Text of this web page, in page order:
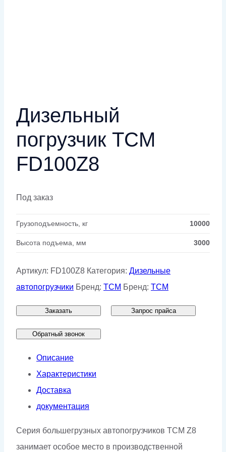
Дизельный
погрузчик TCM
FD100Z8
Под заказ
Грузоподъемность, кг 10000
Высота подъема, мм 3000
Артикул: FD100Z8 Категория: Дизельные
автопогрузчики Бренд: TCM Бренд: TCM
Заказать Запрос прайса
Обратный звонок
Описание
Характеристики
Доставка
документация
Серия большегрузных автопогрузчиков ТСМ Z8
занимает особое место в производственной